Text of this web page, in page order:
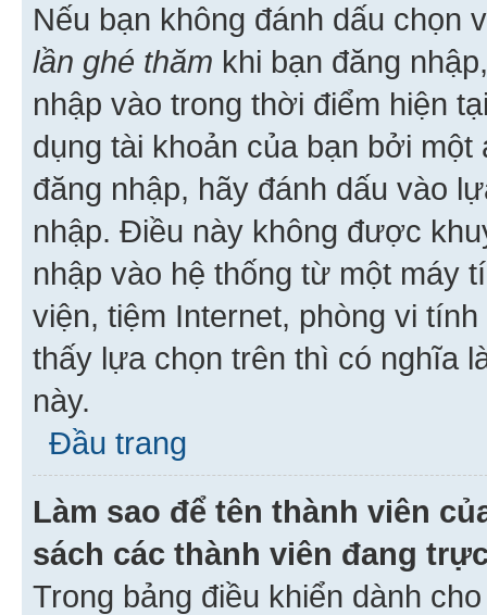
Nếu bạn không đánh dấu chọn
lần ghé thăm khi bạn đăng
nhập vào trong thời điểm hiện
dụng tài khoản của bạn bởi
đăng nhập, hãy đánh dấu vào
nhập. Điều này không được
nhập vào hệ thống từ một máy
viện, tiệm Internet, phòng vi
thấy lựa chọn trên thì có nghĩa
này.
Đầu trang
Làm sao để tên thành viên
sách các thành viên đang
Trong bảng điều khiển dành